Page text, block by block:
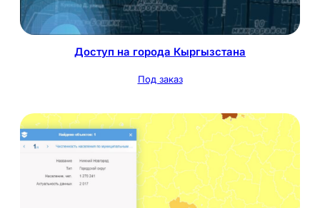
Доступ на города Кыргызстана
Под заказ